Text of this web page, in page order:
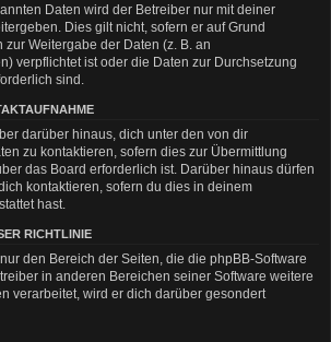
Daten wird der Betreiber nur mit deiner
Dies gilt nicht, sofern er auf Grund
Weitergabe der Daten (z. B. an
verpflichtet ist oder die Daten zur Durchsetzung
sind.
darüber hinaus, dich unter den von dir
zu kontaktieren, sofern dies zur Übermittlung
das Board erforderlich ist. Darüber hinaus dürfen
kontaktieren, sofern du dies in deinem
hast.
RICHTLINIE
den Bereich der Seiten, die die phpBB-Software
in anderen Bereichen seiner Software weitere
verarbeitet, wird er dich darüber gesondert